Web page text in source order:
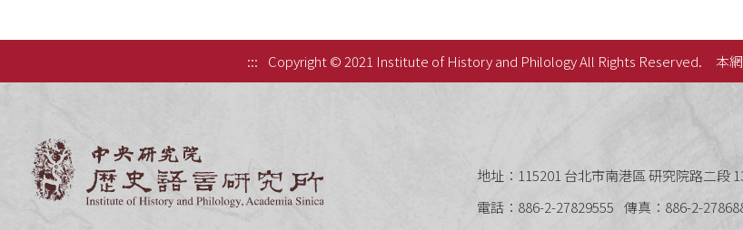
::: Copyright © 2021 Institute of History and Philology All Rights Reserved. 本
地址：115201 台北市南港區 研究院路二段
電話：886-2-27829555 傳真：886-2-